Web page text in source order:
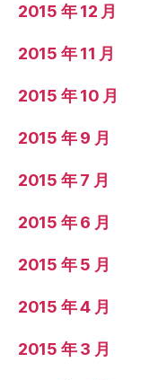
2015 年 12 月
2015 年 11 月
2015 年 10 月
2015 年 9 月
2015 年 7 月
2015 年 6 月
2015 年 5 月
2015 年 4 月
2015 年 3 月